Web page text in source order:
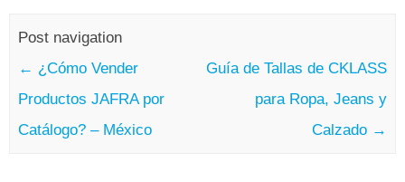
Post navigation
← ¿Cómo Vender
Productos JAFRA por
Catálogo? – México
Guía de Tallas de CKLASS
para Ropa, Jeans y
Calzado →